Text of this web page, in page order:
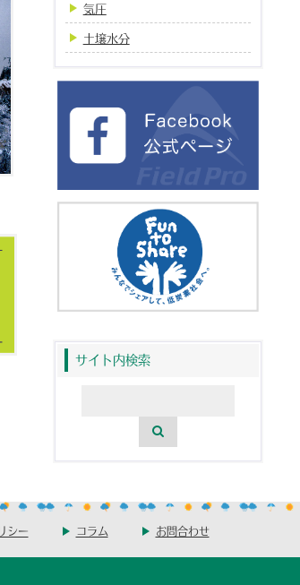
気圧
土壌水分
サイト内検索
シー コラム お問合わせ